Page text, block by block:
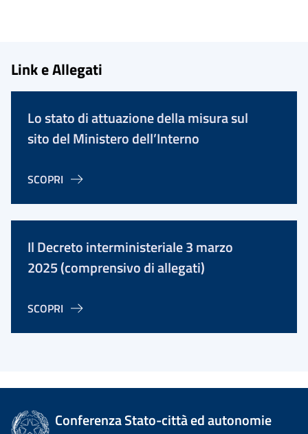
Link e Allegati
Lo stato di attuazione della misura sul
sito del Ministero dell’Interno
SCOPRI
Il Decreto interministeriale 3 marzo
2025 (comprensivo di allegati)
SCOPRI
Conferenza Stato-città ed autonomie